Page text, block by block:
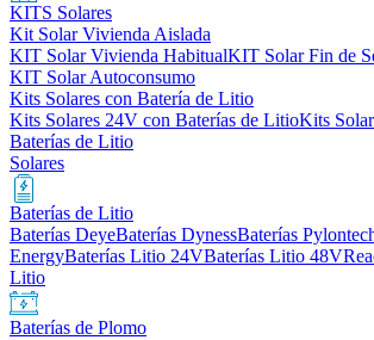
KITS Solares
Kit Solar Vivienda Aislada
KIT Solar Vivienda HabitualKIT Solar Fin de
KIT Solar Autoconsumo
Kits Solares con Batería de Litio
Kits Solares 24V con Baterías de LitioKits
Baterías de Litio
Solares
Baterías de Litio
Baterías DeyeBaterías DynessBaterías
EnergyBaterías Litio 24VBaterías Litio 48V
Litio
Baterías de Plomo